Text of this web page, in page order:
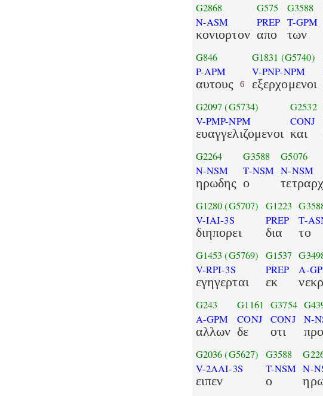
G2868
N-ASM
κονιορτον
G575
PREP
απο
G3588
T-GPM
των
G846
P-APM
αυτους 6
G1831 (G5740)
V-PNP-NPM
εξερχομενοι
G2097 (G5734)
V-PMP-NPM
ευαγγελιζομενοι
G2532
CONJ
και
G2264
N-NSM
ηρωδης
G3588
T-NSM
ο
G5076
N-NSM
G1280 (G5707)
V-IAI-3S
διηπορει
G1223
PREP
δια
T-
το
G1453 (G5769)
V-RPI-3S
εγηγερται
G1537
PREP
εκ
A-
G243
A-GPM
αλλων
G1161
CONJ
δε
G3754
CONJ
οτι
N-
G2036 (G5627)
V-2AAI-3S
ειπεν
G3588
T-NSM
ο
N-